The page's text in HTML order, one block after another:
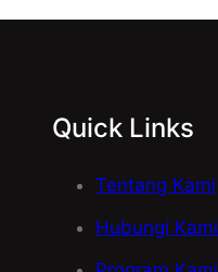
Quick Links
Tentang Kami
Hubungi Kami